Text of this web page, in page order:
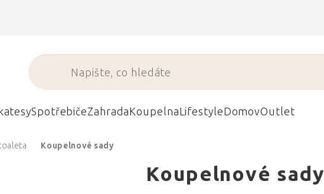
SpotřebičeZahradaKoupelnaLifestyleDomovOutlet
Koupelnové sady
Koupelnové sady